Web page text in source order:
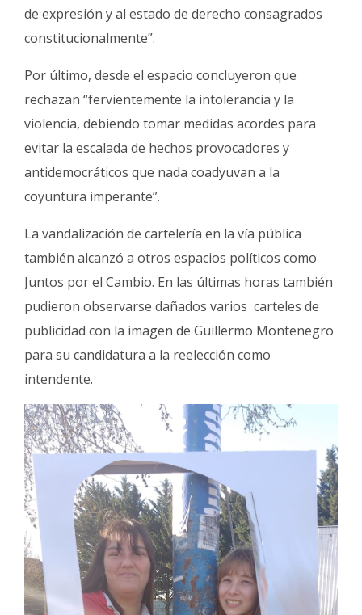
de expresión y al estado de derecho consagrados
constitucionalmente”.
Por último, desde el espacio concluyeron que
rechazan “fervientemente la intolerancia y la
violencia, debiendo tomar medidas acordes para
evitar la escalada de hechos provocadores y
antidemocráticos que nada coadyuvan a la
coyuntura imperante”.
La vandalización de cartelería en la vía pública
también alcanzó a otros espacios políticos como
Juntos por el Cambio. En las últimas horas también
pudieron observarse dañados varios carteles de
publicidad con la imagen de Guillermo Montenegro
para su candidatura a la reelección como
intendente.